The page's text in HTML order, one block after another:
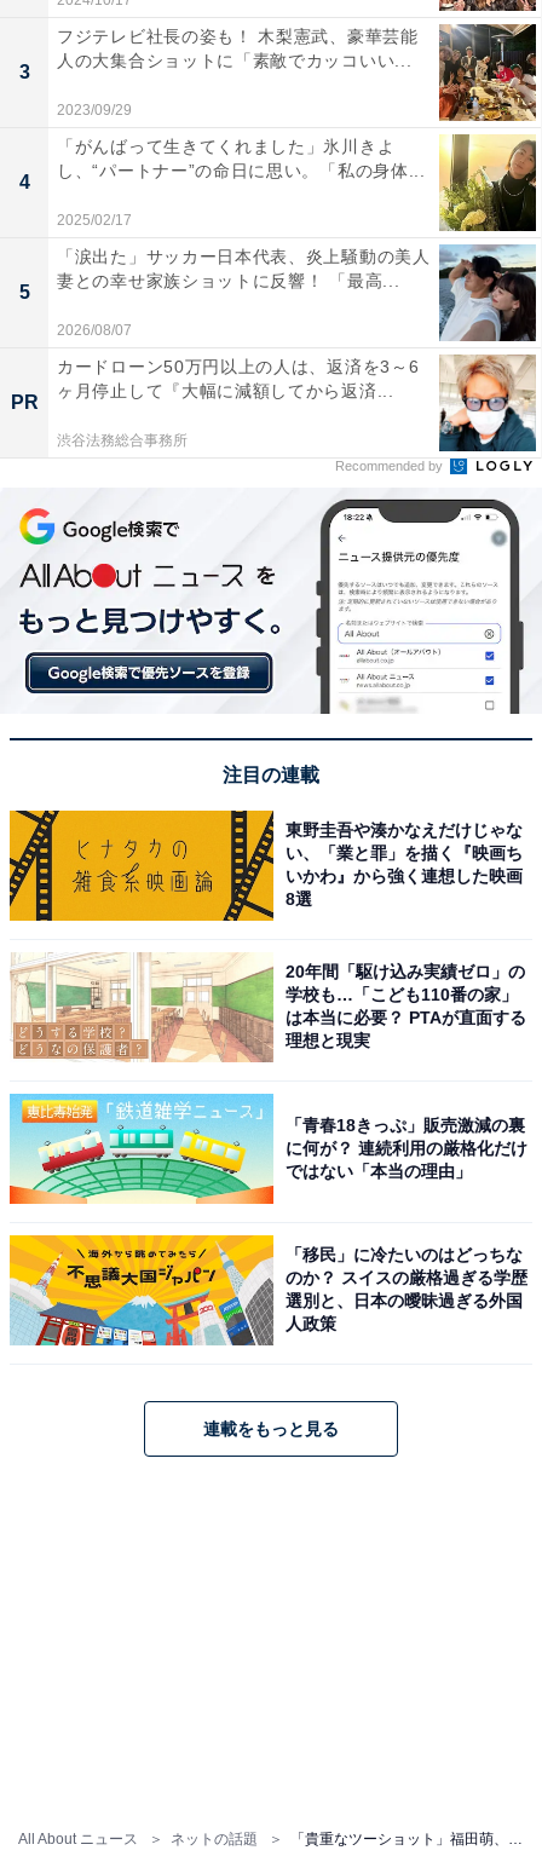
All About ニュース ネットの話題
3
フジテレビ社長の姿も！ 木梨憲武、豪華芸能
人の大集合ショットに「素敵でカッコいい...
2023/09/29
4
「がんばって生きてくれました」氷川きよ
し、“パートナー”の命日に思い。「私の身体...
2025/02/17
5
「涙出た」サッカー日本代表、炎上騒動の美人
妻との幸せ家族ショットに反響！ 「最高...
2026/08/07
PR
カードローン50万円以上の人は、返済を3～6
ヶ月停止して『大幅に減額してから返済...
渋谷法務総合事務所
Recommended by
注目の連載
東野圭吾や湊かなえだけじゃな
い、「業と罪」を描く『映画ち
いかわ』から強く連想した映画
8選
20年間「駆け込み実績ゼロ」の
学校も…「こども110番の家」
は本当に必要？ PTAが直面する
理想と現実
「青春18きっぷ」販売激減の裏
に何が？ 連続利用の厳格化だけ
ではない「本当の理由」
「移民」に冷たいのはどっちな
のか？ スイスの厳格過ぎる学歴
選別と、日本の曖昧過ぎる外国
人政策
連載をもっと見る